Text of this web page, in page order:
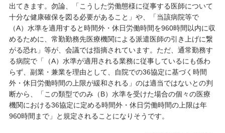
出てきます。勿論、「こうした労働態様に従事する医師について
十分な健康確保を図る必要があること」や、「当該病院等で
（A）水準を適用すると時間外・休日労働時間を960時間以内に収
めるために、常勤勤務先医療機関による派遣医師の引き上げに繋
がる恐れ」等が、会議では指摘されています。ただ、通常勤務す
る病院で「（A）水準が適用される業務に従事しているにも係わ
らず、副業・兼業を理由として、自院での36協定に基づく時間
外・休日労働時間の上限が緩和される」のは適当ではないとの判
断から、「この類型でのみ（B）水準を受けた場合の個々の医療
機関における36協定に定める時間外・休日労働時間の上限は年
960時間まで」と規定されることになりそうです。